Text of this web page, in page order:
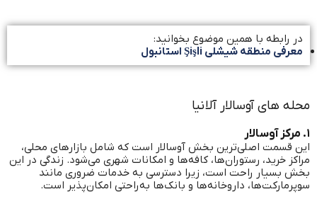
در رابطه با همین موضوع بخوانید:
معرفی منطقه شیشلی Şişli استانبول
محله های آوسالار آلانیا
۱. مرکز آوسالار
این قسمت اصلی‌ترین بخش آوسالار است که شامل بازارهای محلی،
مراکز خرید، رستوران‌ها، کافه‌ها و امکانات شهری می‌شود. زندگی در این
بخش بسیار راحت است، زیرا دسترسی به خدمات ضروری مانند
سوپرمارکت‌ها، داروخانه‌ها و بانک‌ها به‌راحتی امکان‌پذیر است.